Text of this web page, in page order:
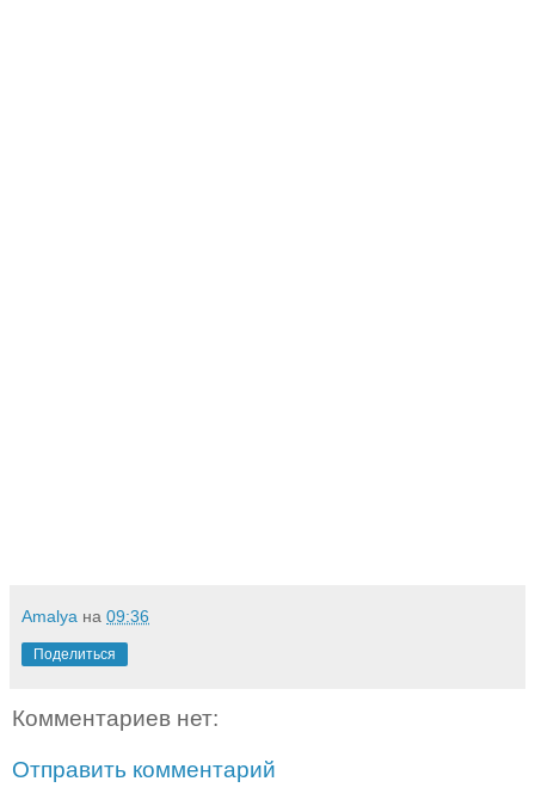
Amalya на 09:36
Поделиться
Комментариев нет:
Отправить комментарий